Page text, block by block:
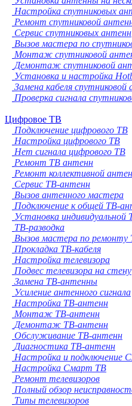
Настройка спутниковых
Ремонт спутниковой
Сервис спутниковых антенн
Вызов мастера по
Монтаж спутниковой
Демонтаж спутниковой
Установка и настройка
Замена кабеля
Проверка сигнала
Цифровое ТВ
Подключение цифрового ТВ
Настройка цифрового ТВ
Нет сигнала цифрового ТВ
Ремонт ТВ антенн
Ремонт коллективной
Сервис ТВ-антенн
Вызов антенного мастера
Подключение к общей ТВ-
Установка
ТВ-разводка
Вызов мастера по ремонту
Прокладка ТВ-кабеля
Настройка телевизора
Подвес телевизора на стену
Замена ТВ-антенны
Усиление антенного сигнала
Настройка ТВ-антенн
Монтаж ТВ-антенн
Демонтаж ТВ-антенн
Обслуживание ТВ-антенн
Диагностика ТВ-антенн
Настройка и подключение
Настройка Смарт ТВ
Ремонт телевизоров
Полный обзор
Типы телевизоров